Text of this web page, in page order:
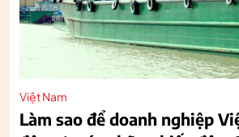
Việt Nam
Làm sao để doanh nghiệp